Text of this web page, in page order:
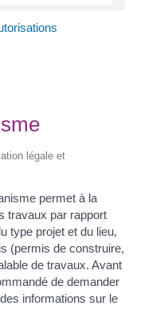
légale et
permet à la
travaux par rapport
type projet et du lieu,
(permis de construire,
de travaux. Avant
de demander
informations sur le